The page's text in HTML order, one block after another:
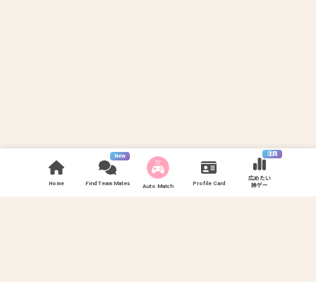
Home
New
Find Team Mates Auto Match Profile Card
注目
広めたい
神ゲー